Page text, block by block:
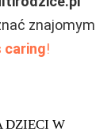
znajomym
caring!
DZIECI W